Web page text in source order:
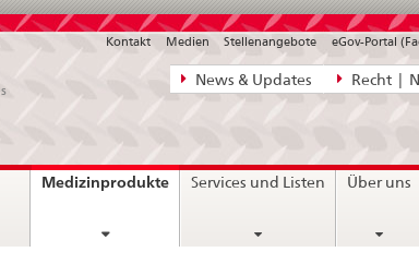
Direktnavigation
News,
Kontakt
News & Updates Recht |
Kontakt Medien Stellenangebote eGov-Portal
Medizinproduktecurrent
Services und Listen Über uns